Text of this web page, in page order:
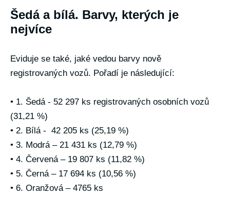
Šedá a bílá. Barvy, kterých je
nejvíce
Eviduje se také, jaké vedou barvy nově
registrovaných vozů. Pořadí je následující:
• 1. Šedá - 52 297 ks registrovaných osobních vozů
(31,21 %)
• 2. Bílá - 42 205 ks (25,19 %)
• 3. Modrá – 21 431 ks (12,79 %)
• 4. Červená – 19 807 ks (11,82 %)
• 5. Černá – 17 694 ks (10,56 %)
• 6. Oranžová – 4765 ks